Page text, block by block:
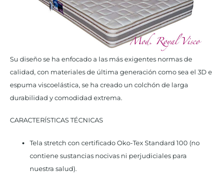
Su diseño se ha enfocado a las más exigentes normas de
calidad, con materiales de última generación como sea el 3D e
espuma viscoelástica, se ha creado un colchón de larga
durabilidad y comodidad extrema.
CARACTERÍSTICAS TÉCNICAS
Tela stretch con certificado Oko-Tex Standard 100 (no
contiene sustancias nocivas ni perjudiciales para
nuestra salud).